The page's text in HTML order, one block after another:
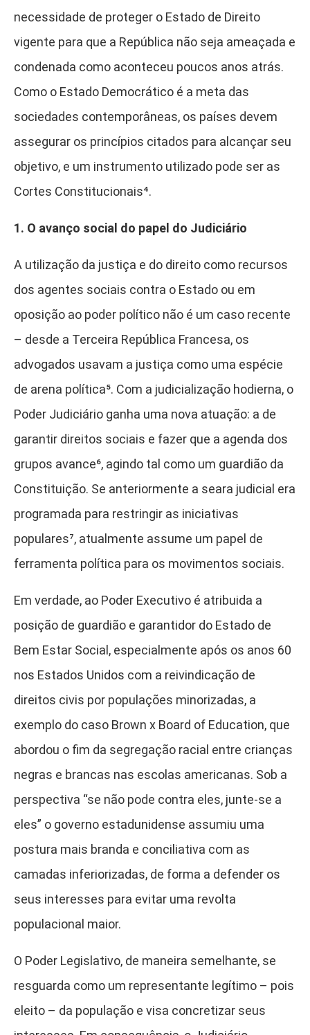
necessidade de proteger o Estado de Direito
vigente para que a República não seja ameaçada e
condenada como aconteceu poucos anos atrás.
Como o Estado Democrático é a meta das
sociedades contemporâneas, os países devem
assegurar os princípios citados para alcançar seu
objetivo, e um instrumento utilizado pode ser as
Cortes Constitucionais⁴.
1. O avanço social do papel do Judiciário
A utilização da justiça e do direito como recursos
dos agentes sociais contra o Estado ou em
oposição ao poder político não é um caso recente
– desde a Terceira República Francesa, os
advogados usavam a justiça como uma espécie
de arena política⁵. Com a judicialização hodierna, o
Poder Judiciário ganha uma nova atuação: a de
garantir direitos sociais e fazer que a agenda dos
grupos avance⁶, agindo tal como um guardião da
Constituição. Se anteriormente a seara judicial era
programada para restringir as iniciativas
populares⁷, atualmente assume um papel de
ferramenta política para os movimentos sociais.
Em verdade, ao Poder Executivo é atribuida a
posição de guardião e garantidor do Estado de
Bem Estar Social, especialmente após os anos 60
nos Estados Unidos com a reivindicação de
direitos civis por populações minorizadas, a
exemplo do caso Brown x Board of Education, que
abordou o fim da segregação racial entre crianças
negras e brancas nas escolas americanas. Sob a
perspectiva “se não pode contra eles, junte-se a
eles” o governo estadunidense assumiu uma
postura mais branda e conciliativa com as
camadas inferiorizadas, de forma a defender os
seus interesses para evitar uma revolta
populacional maior.
O Poder Legislativo, de maneira semelhante, se
resguarda como um representante legítimo – pois
eleito – da população e visa concretizar seus